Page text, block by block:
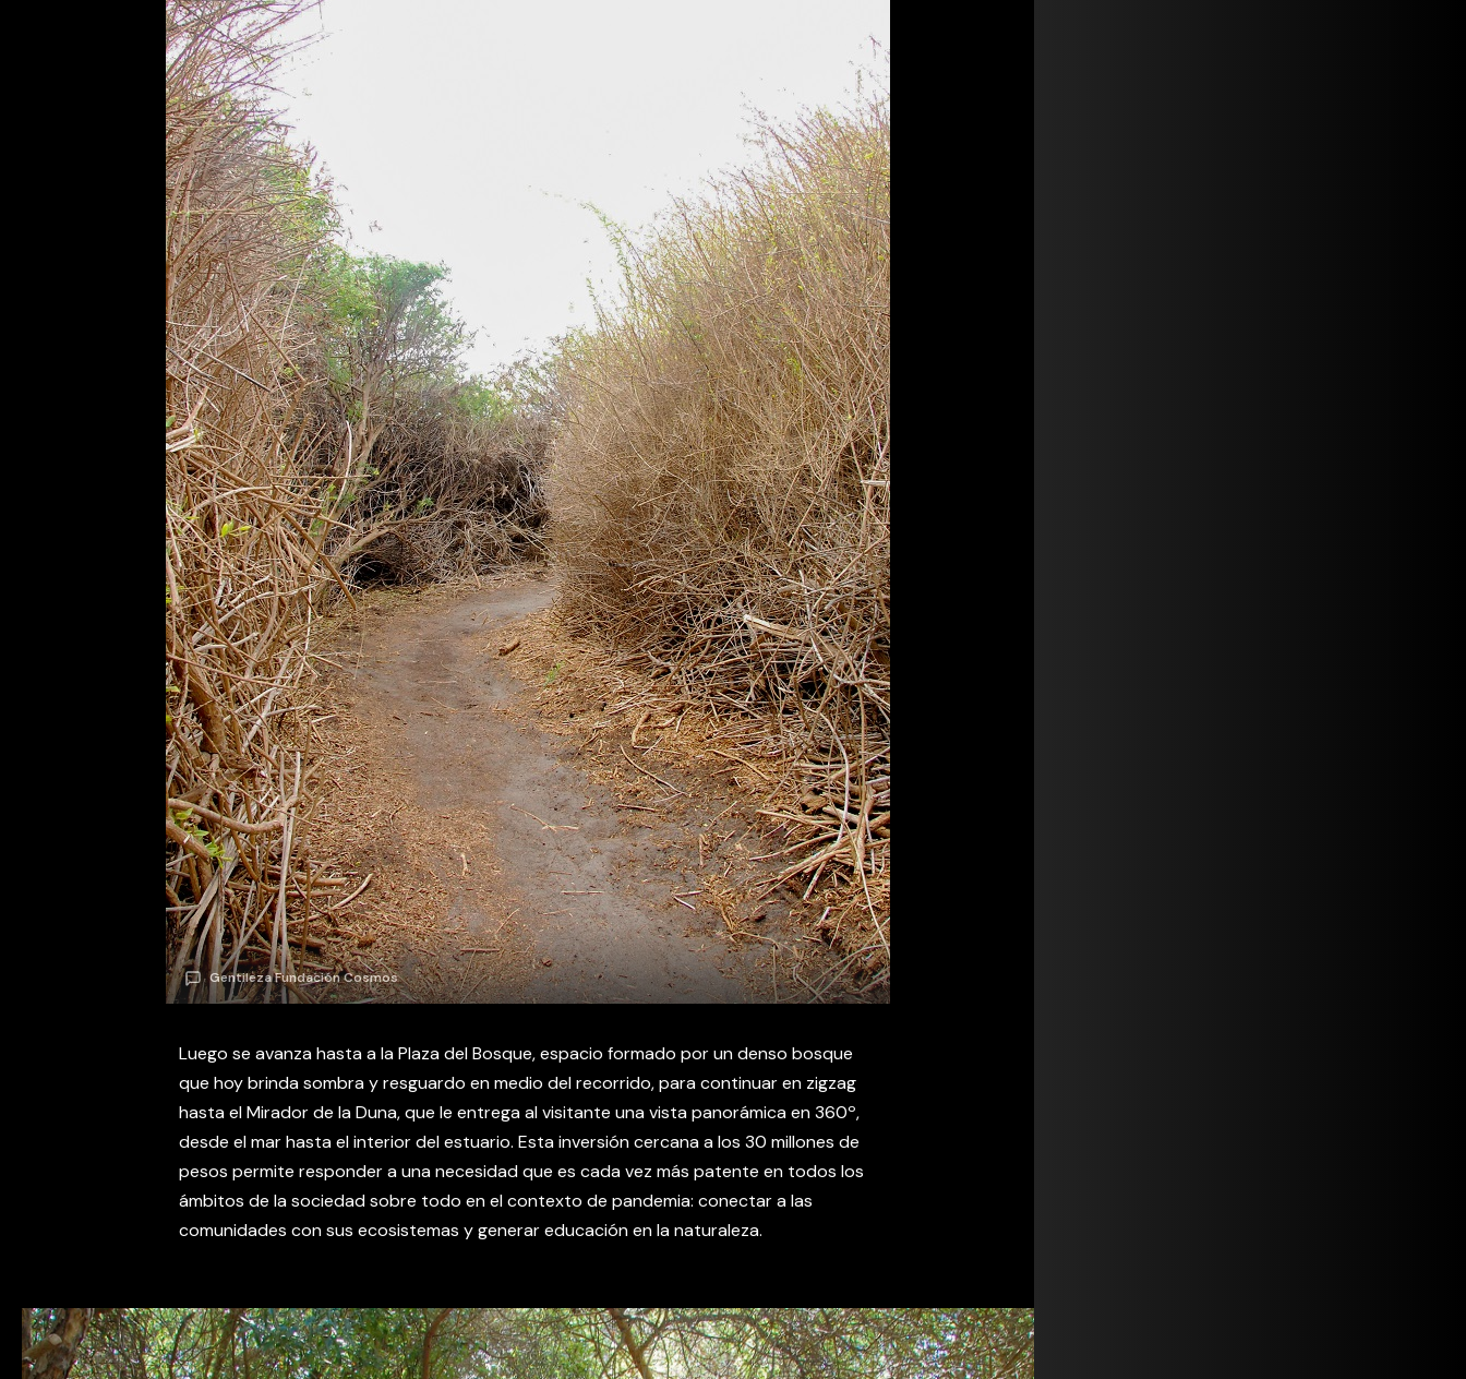
Gentileza Fundación Cosmos
Luego se avanza hasta a la Plaza del Bosque, espacio formado por un denso bosque
que hoy brinda sombra y resguardo en medio del recorrido, para continuar en zigzag
hasta el Mirador de la Duna, que le entrega al visitante una vista panorámica en 360º,
desde el mar hasta el interior del estuario. Esta inversión cercana a los 30 millones de
pesos permite responder a una necesidad que es cada vez más patente en todos los
ámbitos de la sociedad sobre todo en el contexto de pandemia: conectar a las
comunidades con sus ecosistemas y generar educación en la naturaleza.